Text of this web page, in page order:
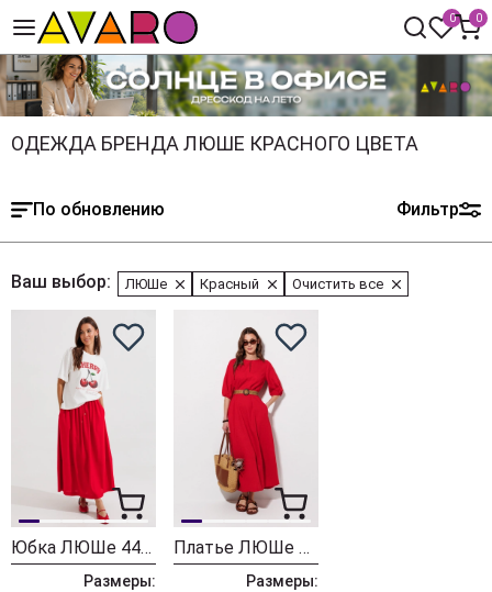
0 0
ОДЕЖДА БРЕНДА ЛЮШЕ КРАСНОГО ЦВЕТА
По обновлению Фильтр
Ваш выбор: ЛЮШе Красный Очистить все
Юбка ЛЮШе 4416 красный
Размеры:
Платье ЛЮШе 4388 красное
Размеры: